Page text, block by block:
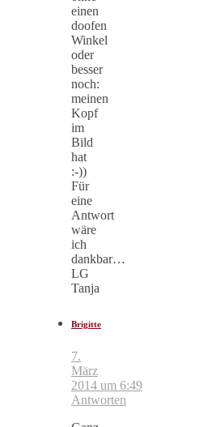
einen
doofen
Winkel
oder
besser
noch:
meinen
Kopf
im
Bild
hat
:-))
Für
eine
Antwort
wäre
ich
dankbar…
LG
Tanja
Brigitte
7.
März
2014 um 6:49
Antworten